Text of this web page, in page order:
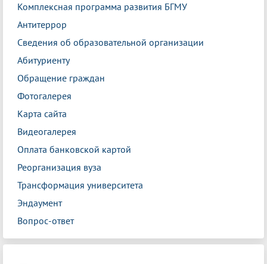
Комплексная программа развития БГМУ
Антитеррор
Сведения об образовательной организации
Абитуриенту
Обращение граждан
Фотогалерея
Карта сайта
Видеогалерея
Оплата банковской картой
Реорганизация вуза
Трансформация университета
Эндаумент
Вопрос-ответ